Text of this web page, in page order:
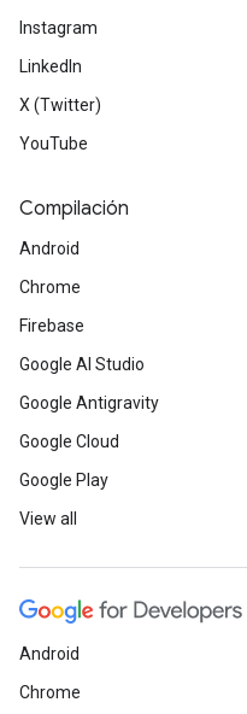
Instagram
LinkedIn
X (Twitter)
YouTube
Compilación
Android
Chrome
Firebase
Google AI Studio
Google Antigravity
Google Cloud
Google Play
View all
Android
Chrome